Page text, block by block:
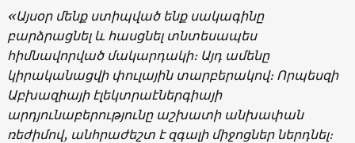
«Այսօր մենք ստիպված ենք սակագինը
բարձրացնել և հասցնել տնտեսապես
հիմնավորված մակարդակի։ Այդ ամենը
կիրականացվի փուլային տարբերակով։ Որպեսզի
Աբխազիայի էլեկտրաէներգիայի
արդյունաբերությունը աշխատի անխափան
ռեժիմով, անհրաժեշտ է զգալի միջոցներ ներդնել։